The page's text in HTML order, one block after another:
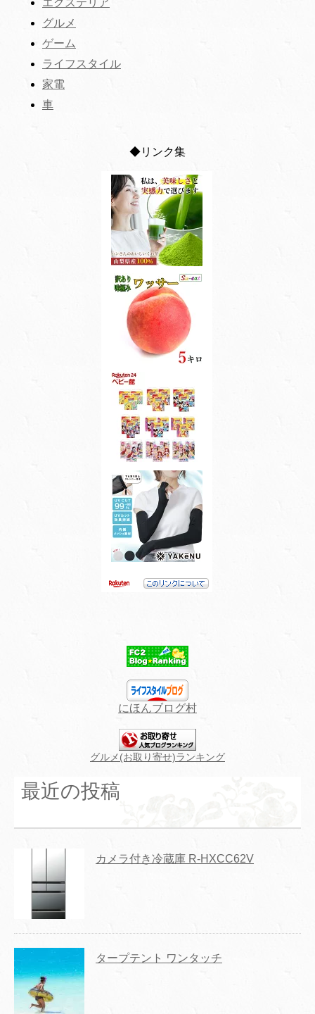
エクステリア
グルメ
ゲーム
ライフスタイル
家電
車
◆リンク集
にほんブログ村
グルメ(お取り寄せ)ランキング
最近の投稿
カメラ付き冷蔵庫 R-HXCC62V
タープテント ワンタッチ